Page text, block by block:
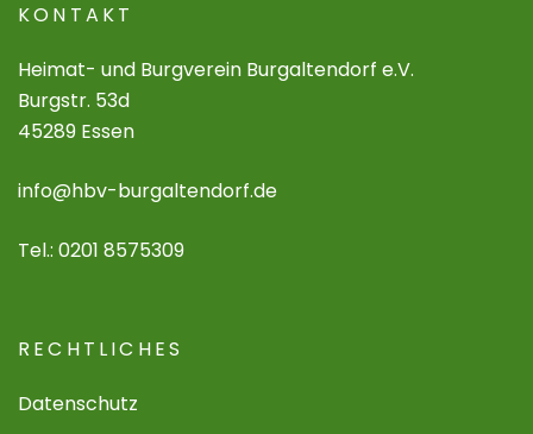
KONTAKT
Heimat- und Burgverein Burgaltendorf e.V.
Burgstr. 53d
45289 Essen
info@hbv-burgaltendorf.de
Tel.: 0201 8575309
RECHTLICHES
Datenschutz